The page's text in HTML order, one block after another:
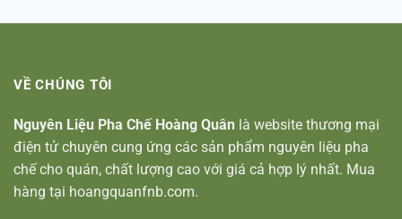
VỀ CHÚNG TÔI
Nguyên Liệu Pha Chế Hoàng Quân là website thương mại
điện tử chuyên cung ứng các sản phẩm nguyên liệu pha
chế cho quán, chất lượng cao với giá cả hợp lý nhất. Mua
hàng tại hoangquanfnb.com.